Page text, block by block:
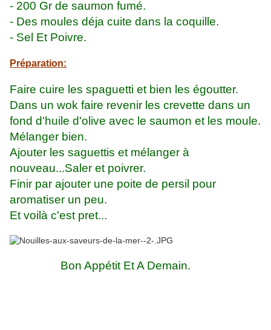
- 200 Gr de saumon fumé.
- Des moules déja cuite dans la coquille.
- Sel Et Poivre.
Préparation:
Faire cuire les spaguetti et bien les égoutter.
Dans un wok faire revenir les crevette dans un
fond d'huile d'olive avec le saumon et les moule.
Mélanger bien.
Ajouter les saguettis et mélanger à
nouveau...Saler et poivrer.
Finir par ajouter une poite de persil pour
aromatiser un peu.
Et voilà c'est pret...
Bon Appétit Et A Demain.